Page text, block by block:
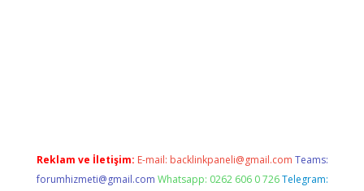
Reklam ve İletişim: E-mail: backlinkpaneli@gmail.com Teams:
forumhizmeti@gmail.com Whatsapp: 0262 606 0 726 Telegram: